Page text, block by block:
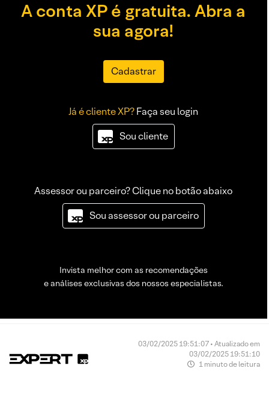
A conta XP é gratuita. Abra a
sua agora!
Cadastrar
Já é cliente XP?Faça seu login
Sou cliente
Assessor ou parceiro? Clique no botão abaixo
Sou assessor ou parceiro
Invista melhor com as recomendações
e análises exclusivas dos nossos especialistas.
03/02/2025 19:51:07 • Atualizado em
03/02/2025 19:51:10
1 minuto de leitura